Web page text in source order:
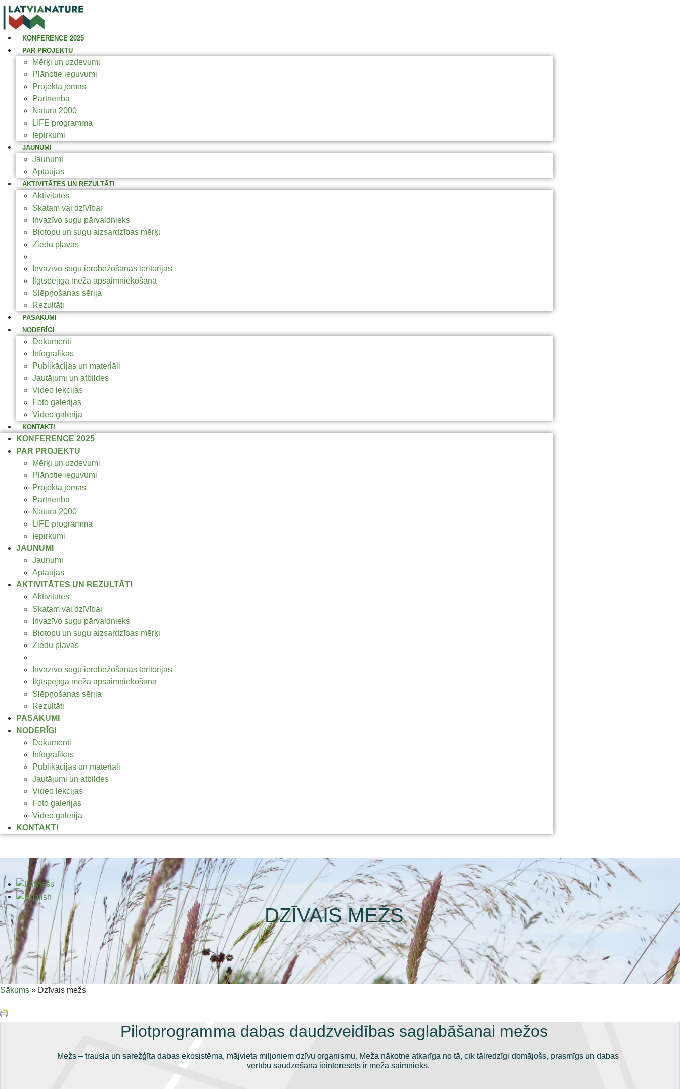
KONFERENCE 2025
PAR PROJEKTU
Mērķi un uzdevumi
Plānotie ieguvumi
Projekta jomas
Partnerība
Natura 2000
LIFE programma
Iepirkumi
JAUNUMI
Jaunumi
Aptaujas
AKTIVITĀTES UN REZULTĀTI
Aktivitātes
Skatam vai dzīvībai
Invazīvo sugu pārvaldnieks
Biotopu un sugu aizsardzības mērķi
Ziedu pļavas
Invazīvo sugu ierobežošanas teritorijas
Ilgtspējīga meža apsaimniekošana
Slēpņošanas sērija
Rezultāti
PASĀKUMI
NODERĪGI
Dokumenti
Infografikas
Publikācijas un materiāli
Jautājumi un atbildes
Video lekcijas
Foto galerijas
Video galerija
KONTAKTI
KONFERENCE 2025
PAR PROJEKTU
Mērķi un uzdevumi
Plānotie ieguvumi
Projekta jomas
Partnerība
Natura 2000
LIFE programma
Iepirkumi
JAUNUMI
Jaunumi
Aptaujas
AKTIVITĀTES UN REZULTĀTI
Aktivitātes
Skatam vai dzīvībai
Invazīvo sugu pārvaldnieks
Biotopu un sugu aizsardzības mērķi
Ziedu pļavas
Invazīvo sugu ierobežošanas teritorijas
Ilgtspējīga meža apsaimniekošana
Slēpņošanas sērija
Rezultāti
PASĀKUMI
NODERĪGI
Dokumenti
Infografikas
Publikācijas un materiāli
Jautājumi un atbildes
Video lekcijas
Foto galerijas
Video galerija
KONTAKTI
DZĪVAIS MEŽS
Sākums » Dzīvais mežs
Pilotprogramma dabas daudzveidības saglabāšanai mežos
Mežs – trausla un sarežģīta dabas ekosistēma, mājvieta miljoniem dzīvu organismu. Meža nākotne atkarīga no tā, cik tālredzīgi domājošs, prasmīgs un dabas
vērtību saudzēšanā ieinteresēts ir meža saimnieks.